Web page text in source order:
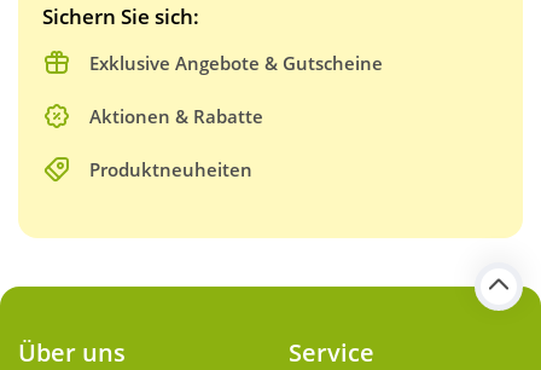
Sichern Sie sich:
Exklusive Angebote & Gutscheine
Aktionen & Rabatte
Produktneuheiten
Über uns Service